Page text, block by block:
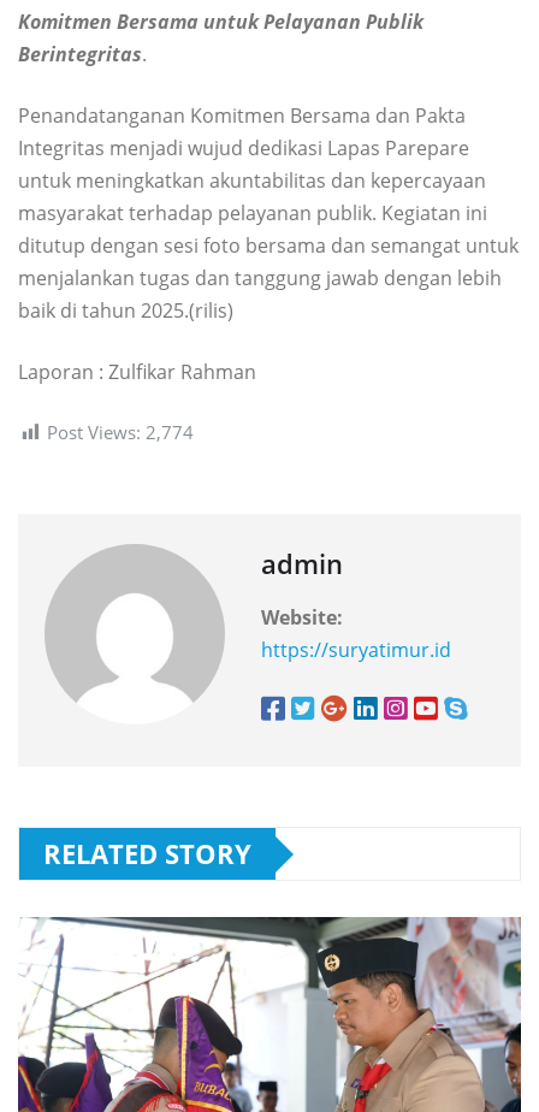
Komitmen Bersama untuk Pelayanan Publik
Berintegritas.
Penandatanganan Komitmen Bersama dan Pakta
Integritas menjadi wujud dedikasi Lapas Parepare
untuk meningkatkan akuntabilitas dan kepercayaan
masyarakat terhadap pelayanan publik. Kegiatan ini
ditutup dengan sesi foto bersama dan semangat untuk
menjalankan tugas dan tanggung jawab dengan lebih
baik di tahun 2025.(rilis)
Laporan : Zulfikar Rahman
Post Views: 2,774
admin
Website:
https://suryatimur.id
RELATED STORY